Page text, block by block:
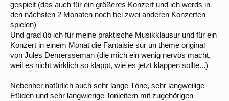
gespielt (das auch für ein größeres Konzert und ich werds in
den nächsten 2 Monaten noch bei zwei anderen Konzerten
spielen)
Und grad üb ich für meine praktische Musikklausur und für ein
Konzert in einem Monat die Fantaisie sur un theme original
von Jules Demersseman (die mich ein wenig nervös macht,
weil es nicht wirklich so klappt, wie es jetzt klappen sollte...)
Nebenher natürlich auch sehr lange Töne, sehr langweilige
Etüden und sehr langwierige Tonleitern mit zugehörigen